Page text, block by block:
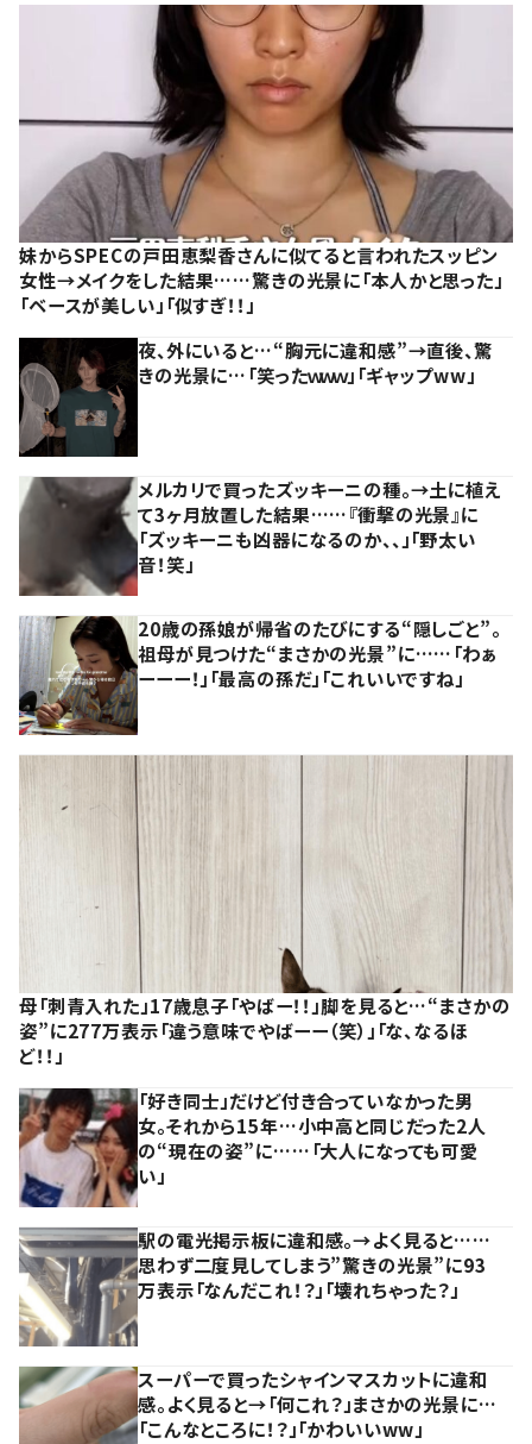
妹からSPECの戸田恵梨香さんに似てると言われたスッピン
女性→メイクをした結果……驚きの光景に「本人かと思った」
「ベースが美しい」「似すぎ！！」
夜、外にいると…“胸元に違和感”→直後、驚
きの光景に…「笑ったｗｗｗ」「ギャップww」
メルカリで買ったズッキーニの種。→土に植え
て3ヶ月放置した結果……『衝撃の光景』に
「ズッキーニも凶器になるのか、、」「野太い
音！笑」
20歳の孫娘が帰省のたびにする“隠しごと”。
祖母が見つけた“まさかの光景”に……「わぁ
ーーー！」「最高の孫だ」「これいいですね」
母「刺青入れた」17歳息子「やばー！！」脚を見ると…“まさかの
姿”に277万表示「違う意味でやばーー（笑）」「な、なるほ
ど！！」
「好き同士」だけど付き合っていなかった男
女。それから15年…小中高と同じだった2人
の“現在の姿”に……「大人になっても可愛
い」
駅の電光掲示板に違和感。→よく見ると……
思わず二度見してしまう”驚きの光景”に93
万表示「なんだこれ！？」「壊れちゃった？」
スーパーで買ったシャインマスカットに違和
感。よく見ると→「何これ？」まさかの光景に…
「こんなところに！？」「かわいいww」